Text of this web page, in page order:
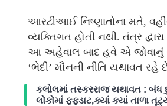
આરટીઆઈ નિષ્ણાતોના મતે,
વ્યક્તિગત હોતી નથી. તંત્ર
આ અહેવાલ બાદ હવે એ જોવાનું
‘ભેદી’ મૌનની નીતિ યથાવત રહે
કલોલમાં તસ્કરરાજ યથાવત : બંધ
લોકોમાં ફફડાટ,ક્યાં ક્યાં તાળા